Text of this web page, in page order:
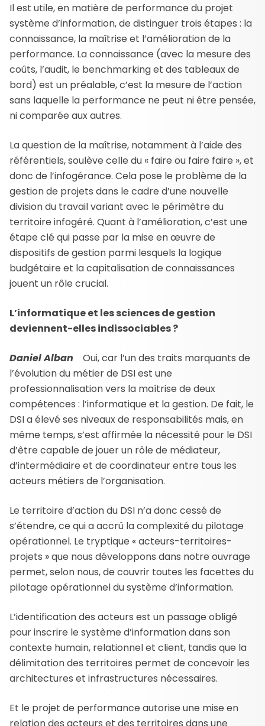
Il est utile, en matière de performance du projet
système d’information, de distinguer trois étapes : la
connaissance, la maîtrise et l’amélioration de la
performance. La connaissance (avec la mesure des
coûts, l’audit, le benchmarking et des tableaux de
bord) est un préalable, c’est la mesure de l’action
sans laquelle la performance ne peut ni être pensée,
ni comparée aux autres.
La question de la maîtrise, notamment à l’aide des
référentiels, soulève celle du « faire ou faire faire », et
donc de l’infogérance. Cela pose le problème de la
gestion de projets dans le cadre d’une nouvelle
division du travail variant avec le périmètre du
territoire infogéré. Quant à l’amélioration, c’est une
étape clé qui passe par la mise en œuvre de
dispositifs de gestion parmi lesquels la logique
budgétaire et la capitalisation de connaissances
jouent un rôle crucial.
L’informatique et les sciences de gestion
deviennent-elles indissociables ?
Daniel Alban Oui, car l’un des traits marquants de
l’évolution du métier de DSI est une
professionnalisation vers la maîtrise de deux
compétences : l’informatique et la gestion. De fait, le
DSI a élevé ses niveaux de responsabilités mais, en
même temps, s’est affirmée la nécessité pour le DSI
d’être capable de jouer un rôle de médiateur,
d’intermédiaire et de coordinateur entre tous les
acteurs métiers de l’organisation.
Le territoire d’action du DSI n’a donc cessé de
s’étendre, ce qui a accrû la complexité du pilotage
opérationnel. Le tryptique « acteurs-territoires-
projets » que nous développons dans notre ouvrage
permet, selon nous, de couvrir toutes les facettes du
pilotage opérationnel du système d’information.
L’identification des acteurs est un passage obligé
pour inscrire le système d’information dans son
contexte humain, relationnel et client, tandis que la
délimitation des territoires permet de concevoir les
architectures et infrastructures nécessaires.
Et le projet de performance autorise une mise en
relation des acteurs et des territoires dans une